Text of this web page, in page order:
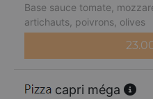
Base sauce tomate,
artichauts, poivrons, olives
capri méga